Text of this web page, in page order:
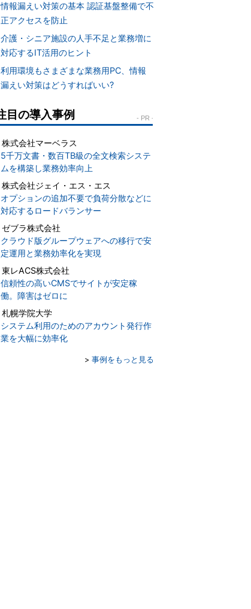
情報漏えい対策の基本 認証基盤整備で不
正アクセスを防止
介護・シニア施設の人手不足と業務増に
対応するIT活用のヒント
利用環境もさまざまな業務用PC、情報
漏えい対策はどうすればいい?